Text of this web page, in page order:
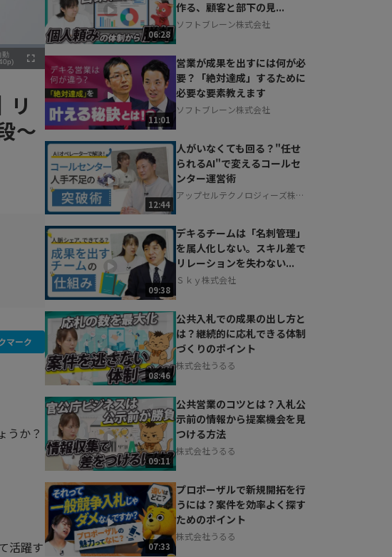
動
Fullscreen
リ
～
マーク
うか？
活躍す
06:28
作る、顧客と部下の見...
ソフトブレーン株式会社
11:01
営業が成果を出すには何が必
要？「絶対達成」するために
必要な要素教えます
ソフトブレーン株式会社
12:44
人がいなくても回る？"任せ
られるAI"で変えるコールセ
ンター運営術
アップセルテクノロジィーズ株式
09:38
デキるチームは「名刺管理」
を属人化しない。スキル差で
リレーションを失わない...
Ｓｋｙ株式会社
08:46
公共入札での成果の出し方と
は？継続的に応札できる体制
づくりのポイント
株式会社うるる
09:11
公共営業のコツとは？入札公
示前の情報から提案機会を見
つける方法
株式会社うるる
07:33
プロポーザルで新規開拓を行
うには？案件を効率よく探す
ためのポイント
株式会社うるる